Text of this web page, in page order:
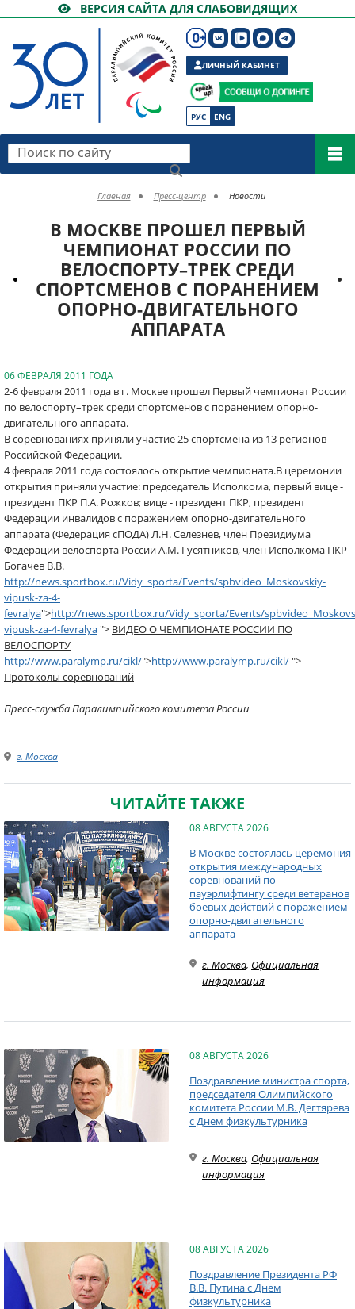
ВЕРСИЯ САЙТА ДЛЯ СЛАБОВИДЯЩИХ
РУС ENG
ЛИЧНЫЙ КАБИНЕТ
Поиск по сайту
Главная Пресс-центр Новости
В МОСКВЕ ПРОШЕЛ ПЕРВЫЙ
ЧЕМПИОНАТ РОССИИ ПО
ВЕЛОСПОРТУ–ТРЕК СРЕДИ
СПОРТСМЕНОВ С ПОРАНЕНИЕМ
ОПОРНО-ДВИГАТЕЛЬНОГО
АППАРАТА
06 ФЕВРАЛЯ 2011 ГОДА
2-6 февраля 2011 года в г. Москве прошел Первый чемпионат России
по велоспорту–трек среди спортсменов с поранением опорно-
двигательного аппарата.
В соревнованиях приняли участие 25 спортсмена из 13 регионов
Российской Федерации.
4 февраля 2011 года состоялось открытие чемпионата.В церемонии
открытия приняли участие: председатель Исполкома, первый вице -
президент ПКР П.А. Рожков; вице - президент ПКР, президент
Федерации инвалидов с поражением опорно-двигательного
аппарата (Федерация сПОДА) Л.Н. Селезнев, член Президиума
Федерации велоспорта России А.М. Гусятников, член Исполкома ПКР
Богачев В.В.
http://news.sportbox.ru/Vidy_sporta/Events/spbvideo_Moskovskiy-
vipusk-za-4-
fevralya">http://news.sportbox.ru/Vidy_sporta/Events/
vipusk-za-4-fevralya"> ВИДЕО О ЧЕМПИОНАТЕ РОССИИ ПО
ВЕЛОСПОРТУ
http://www.paralymp.ru/cikl/">http://www.paralymp.ru/cikl/">
Протоколы соревнований
Пресс-служба Паралимпийского комитета России
г. Москва
ЧИТАЙТЕ ТАКЖЕ
08 АВГУСТА 2026
В Москве состоялась церемония
открытия международных
соревнований по
пауэрлифтингу среди ветеранов
боевых действий с поражением
опорно-двигательного
аппарата
г. Москва, Официальная
информация
08 АВГУСТА 2026
Поздравление министра спорта,
председателя Олимпийского
комитета России М.В. Дегтярева
с Днем физкультурника
г. Москва, Официальная
информация
08 АВГУСТА 2026
Поздравление Президента РФ
В.В. Путина с Днем
физкультурника